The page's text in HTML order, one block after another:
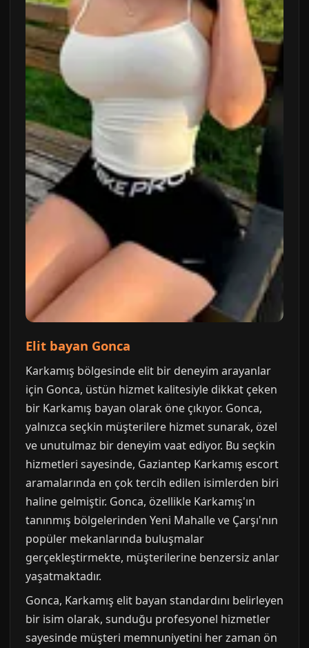
Elit bayan Gonca
Karkamış bölgesinde elit bir deneyim arayanlar
için Gonca, üstün hizmet kalitesiyle dikkat çeken
bir Karkamış bayan olarak öne çıkıyor. Gonca,
yalnızca seçkin müşterilere hizmet sunarak, özel
ve unutulmaz bir deneyim vaat ediyor. Bu seçkin
hizmetleri sayesinde, Gaziantep Karkamış escort
aramalarında en çok tercih edilen isimlerden biri
haline gelmiştir. Gonca, özellikle Karkamış'ın
tanınmış bölgelerinden Yeni Mahalle ve Çarşı'nın
popüler mekanlarında buluşmalar
gerçekleştirmekte, müşterilerine benzersiz anlar
yaşatmaktadır.
Gonca, Karkamış elit bayan standardını belirleyen
bir isim olarak, sunduğu profesyonel hizmetler
sayesinde müşteri memnuniyetini her zaman ön